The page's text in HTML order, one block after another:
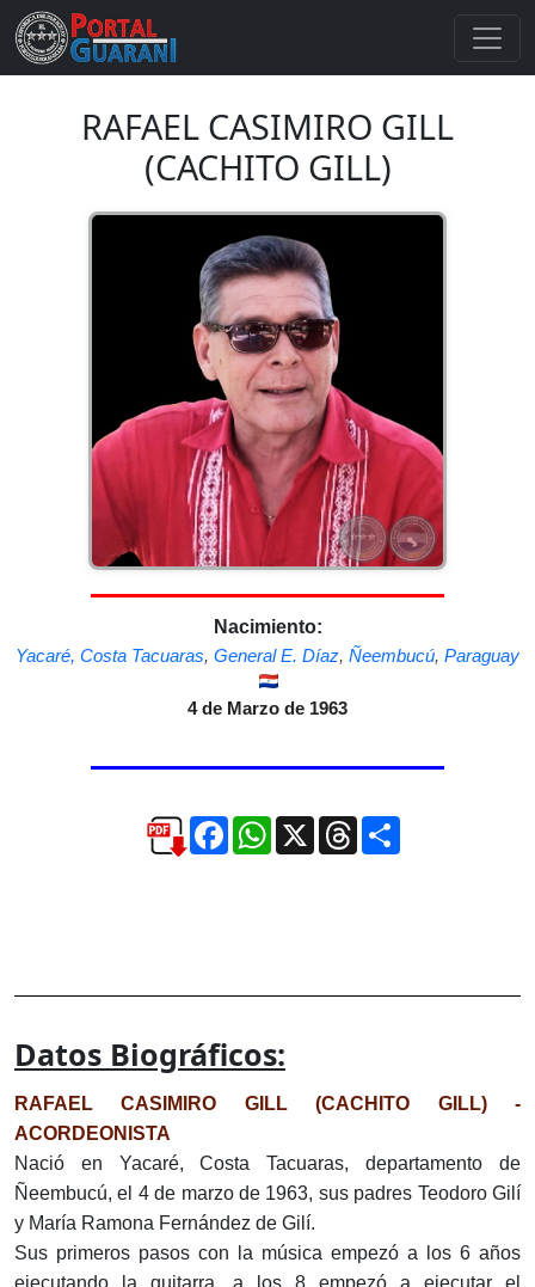
RAFAEL CASIMIRO GILL
(CACHITO GILL)
Nacimiento:
Yacaré, Costa Tacuaras, General E. Díaz, Ñeembucú, Paraguay
4 de Marzo de 1963
FacebookWhatsApp
X ThreadsCompartir
Datos Biográficos:
RAFAEL CASIMIRO GILL (CACHITO GILL) -
ACORDEONISTA
Nació en Yacaré, Costa Tacuaras, departamento de
Ñeembucú, el 4 de marzo de 1963, sus padres Teodoro Gilí
y María Ramona Fernández de Gilí.
Sus primeros pasos con la música empezó a los 6 años
ejecutando la guitarra, a los 8 empezó a ejecutar el